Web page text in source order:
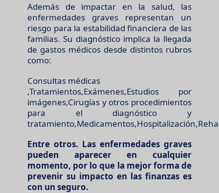
Además de impactar en la salud, las
enfermedades graves representan un
riesgo para la estabilidad financiera de las
familias. Su diagnóstico implica la llegada
de gastos médicos desde distintos rubros
como:
Consultas médicas
,Tratamientos,Exámenes,Estudios por
imágenes,Cirugías y otros procedimientos
para el diagnóstico y
Entre otros. Las enfermedades graves
pueden aparecer en cualquier
momento, por lo que la mejor forma de
prevenir su impacto en las finanzas es
con un seguro.